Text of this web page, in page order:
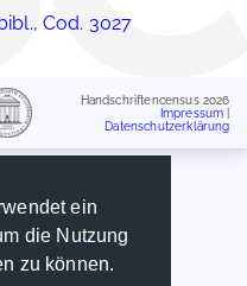
ein
die Nutzung
zu können.
Cod. 3027
Handschriftencensus 2026
Impressum
Datenschutzerklärung